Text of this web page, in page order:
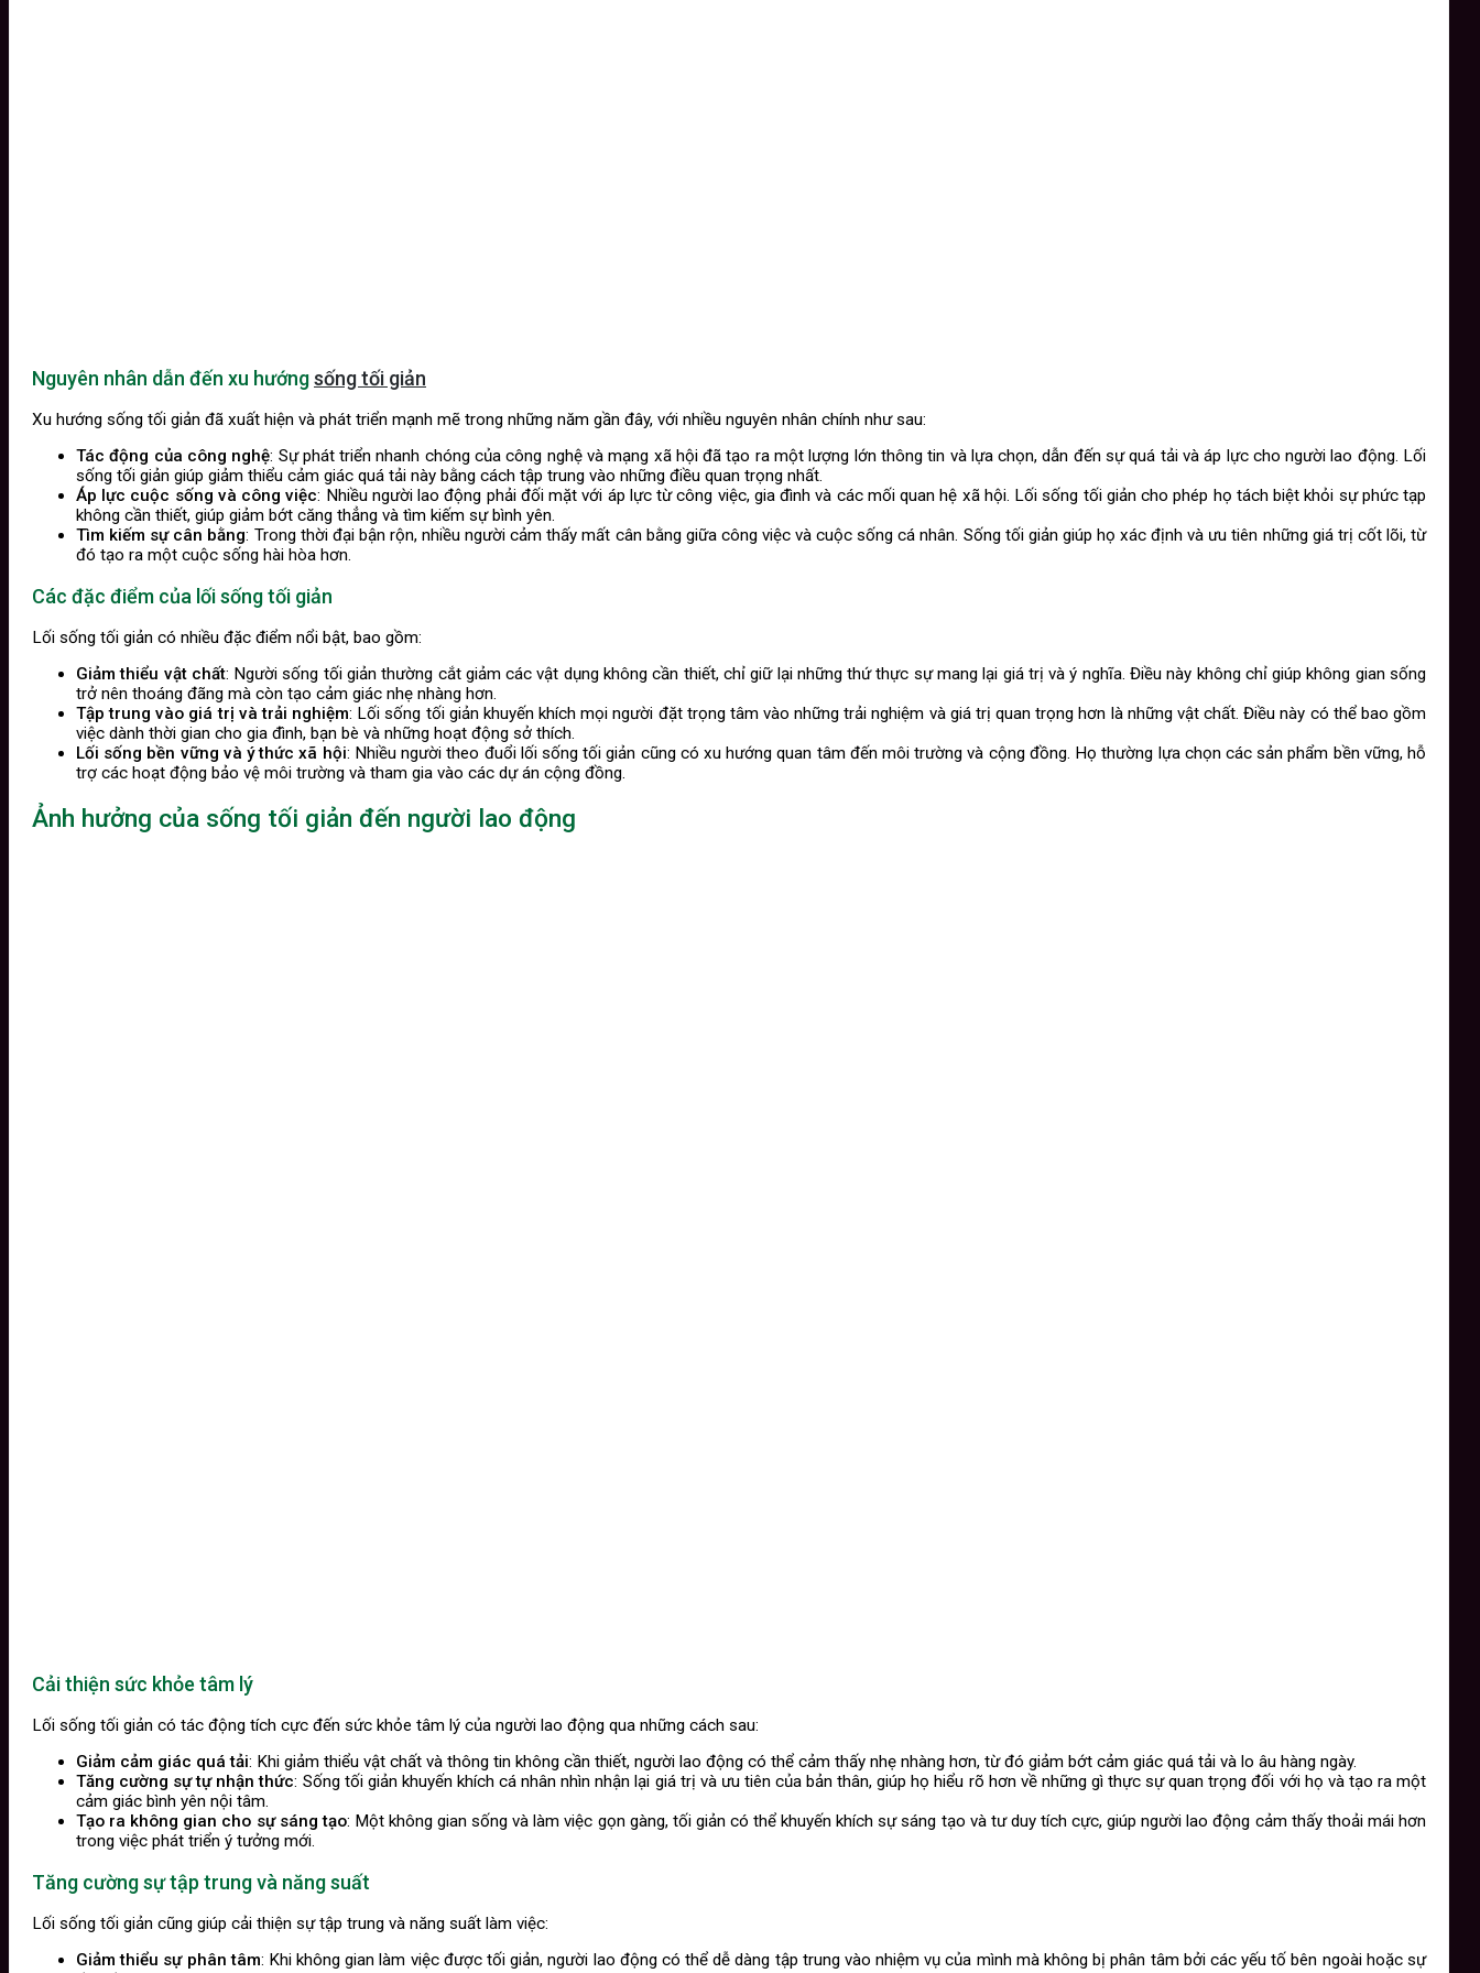
Nguyên nhân dẫn đến xu hướngsống tối giản
Xu hướng sống tối giản đã xuất hiện và phát triển mạnh mẽ trong những năm gần đây, với nhiều nguyên nhân chính như sau:
Tác động của công nghệ: Sự phát triển nhanh chóng của công nghệ và mạng xã hội đã tạo ra một lượng lớn thông tin và lựa chọn, dẫn đến sự quá tải và áp lực cho người lao động. Lối
sống tối giản giúp giảm thiểu cảm giác quá tải này bằng cách tập trung vào những điều quan trọng nhất.
Áp lực cuộc sống và công việc: Nhiều người lao động phải đối mặt với áp lực từ công việc, gia đình và các mối quan hệ xã hội. Lối sống tối giản cho phép họ tách biệt khỏi sự phức tạp
không cần thiết, giúp giảm bớt căng thẳng và tìm kiếm sự bình yên.
Tìm kiếm sự cân bằng: Trong thời đại bận rộn, nhiều người cảm thấy mất cân bằng giữa công việc và cuộc sống cá nhân. Sống tối giản giúp họ xác định và ưu tiên những giá trị cốt lõi, từ
đó tạo ra một cuộc sống hài hòa hơn.
Các đặc điểm của lối sống tối giản
Lối sống tối giản có nhiều đặc điểm nổi bật, bao gồm:
Giảm thiểu vật chất: Người sống tối giản thường cắt giảm các vật dụng không cần thiết, chỉ giữ lại những thứ thực sự mang lại giá trị và ý nghĩa. Điều này không chỉ giúp không gian sống
trở nên thoáng đãng mà còn tạo cảm giác nhẹ nhàng hơn.
Tập trung vào giá trị và trải nghiệm: Lối sống tối giản khuyến khích mọi người đặt trọng tâm vào những trải nghiệm và giá trị quan trọng hơn là những vật chất. Điều này có thể bao gồm
việc dành thời gian cho gia đình, bạn bè và những hoạt động sở thích.
Lối sống bền vững và ý thức xã hội: Nhiều người theo đuổi lối sống tối giản cũng có xu hướng quan tâm đến môi trường và cộng đồng. Họ thường lựa chọn các sản phẩm bền vững, hỗ
trợ các hoạt động bảo vệ môi trường và tham gia vào các dự án cộng đồng.
Ảnh hưởng của sống tối giản đến người lao động
Cải thiện sức khỏe tâm lý
Lối sống tối giản có tác động tích cực đến sức khỏe tâm lý của người lao động qua những cách sau:
Giảm cảm giác quá tải: Khi giảm thiểu vật chất và thông tin không cần thiết, người lao động có thể cảm thấy nhẹ nhàng hơn, từ đó giảm bớt cảm giác quá tải và lo âu hàng ngày.
Tăng cường sự tự nhận thức: Sống tối giản khuyến khích cá nhân nhìn nhận lại giá trị và ưu tiên của bản thân, giúp họ hiểu rõ hơn về những gì thực sự quan trọng đối với họ và tạo ra một
cảm giác bình yên nội tâm.
Tạo ra không gian cho sự sáng tạo: Một không gian sống và làm việc gọn gàng, tối giản có thể khuyến khích sự sáng tạo và tư duy tích cực, giúp người lao động cảm thấy thoải mái hơn
trong việc phát triển ý tưởng mới.
Tăng cường sự tập trung và năng suất
Lối sống tối giản cũng giúp cải thiện sự tập trung và năng suất làm việc:
Giảm thiểu sự phân tâm: Khi không gian làm việc được tối giản, người lao động có thể dễ dàng tập trung vào nhiệm vụ của mình mà không bị phân tâm bởi các yếu tố bên ngoài hoặc sự